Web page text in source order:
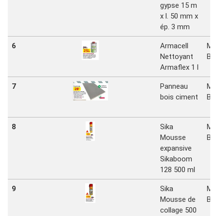
gypse 15 m
x l. 50 mm x
ép. 3 mm
6
Armacell
Nettoyant
Armaflex 1 l
Mr
7
Panneau
bois ciment
Mr
8
Sika
Mousse
expansive
Sikaboom
128 500 ml
Mr
9
Sika
Mousse de
collage 500
Mr